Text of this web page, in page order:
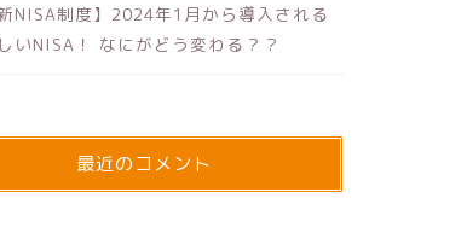
新NISA制度】2024年1月から導入される
いNISA！ なにがどう変わる？？
最近のコメント